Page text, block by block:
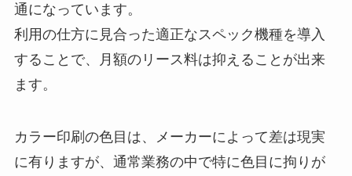
通になっています。
利用の仕方に見合った適正なスペック機種を導入
することで、月額のリース料は抑えることが出来
ます。
カラー印刷の色目は、メーカーによって差は現実
に有りますが、通常業務の中で特に色目に拘りが